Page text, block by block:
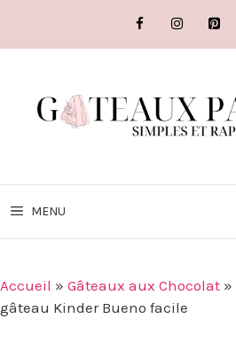
contenu
MENU
Accueil » Gâteaux aux Chocolat »
gâteau Kinder Bueno facile